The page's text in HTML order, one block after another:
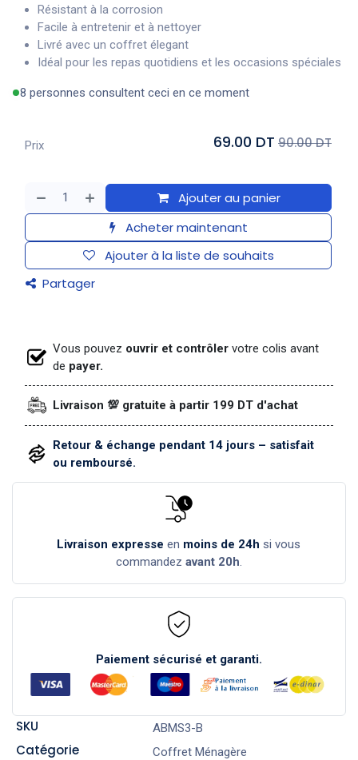
Résistant à la corrosion
Facile à entretenir et à nettoyer
Livré avec un coffret élegant
Idéal pour les repas quotidiens et les occasions spéciales
8 personnes consultent ceci en ce moment
Ajouter au panier
Acheter maintenant
Ajouter à la liste de souhaits
Partager
Prix 69.00 DT 90.00 DT
Vous pouvez ouvrir et contrôler votre colis avant
de payer.
Livraison 💯 gratuite à partir 199 DT d'achat
Retour & échange pendant 14 jours – satisfait
ou remboursé.
Livraison expresse en moins de 24h si vous
commandez avant 20h.
Paiement sécurisé et garanti.
SKU ABMS3-B
Catégorie Coffret Ménagère